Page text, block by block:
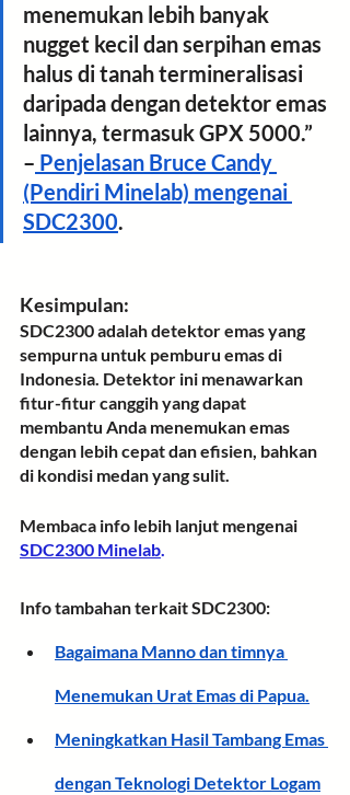
menemukan lebih banyak
nugget kecil dan serpihan emas
halus di tanah termineralisasi
daripada dengan detektor emas
lainnya, termasuk GPX 5000.”
– Penjelasan Bruce Candy
(Pendiri Minelab) mengenai
SDC2300.
Kesimpulan:
SDC2300 adalah detektor emas yang
sempurna untuk pemburu emas di
Indonesia. Detektor ini menawarkan
fitur-fitur canggih yang dapat
membantu Anda menemukan emas
dengan lebih cepat dan efisien, bahkan
di kondisi medan yang sulit.
Membaca info lebih lanjut mengenai
SDC2300 Minelab.
Info tambahan terkait SDC2300:
Bagaimana Manno dan timnya
Menemukan Urat Emas di Papua.
Meningkatkan Hasil Tambang Emas
dengan Teknologi Detektor Logam